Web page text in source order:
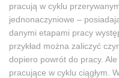
pracują w cyklu
jednonaczyniowe –
danymi etapami pracy
przykład można zaliczyć
dopiero powrót do pracy.
pracujące w cyklu ciągłym.